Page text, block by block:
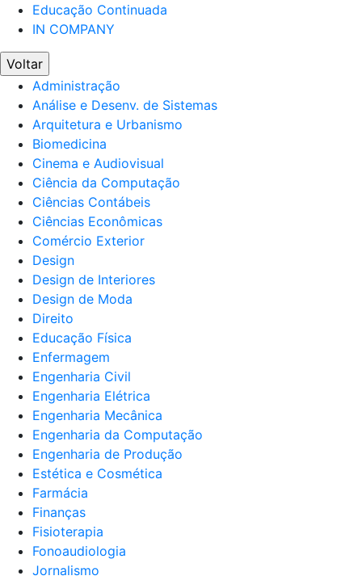
Educação Continuada
IN COMPANY
Voltar
Administração
Análise e Desenv. de Sistemas
Arquitetura e Urbanismo
Biomedicina
Cinema e Audiovisual
Ciência da Computação
Ciências Contábeis
Ciências Econômicas
Comércio Exterior
Design
Design de Interiores
Design de Moda
Direito
Educação Física
Enfermagem
Engenharia Civil
Engenharia Elétrica
Engenharia Mecânica
Engenharia da Computação
Engenharia de Produção
Estética e Cosmética
Farmácia
Finanças
Fisioterapia
Fonoaudiologia
Jornalismo